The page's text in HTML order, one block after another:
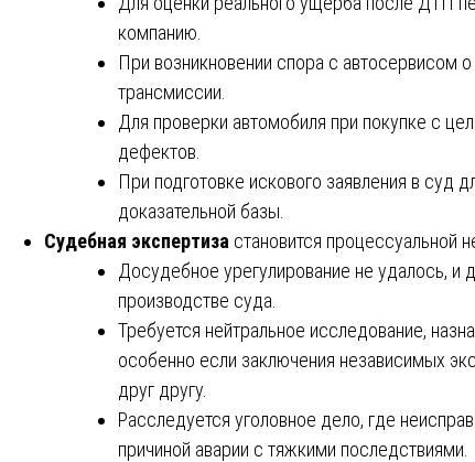
компанию.
При возникновении спора с автосервисом
трансмиссии.
Для проверки автомобиля при покупке с
дефектов.
При подготовке искового заявления в суд
доказательной базы.
Судебная экспертиза становится процессуальной
Досудебное урегулирование не удалось, и
производстве суда.
Требуется нейтральное исследование,
особенно если заключения независимых
друг другу.
Расследуется уголовное дело, где
причиной аварии с тяжкими последствиями.